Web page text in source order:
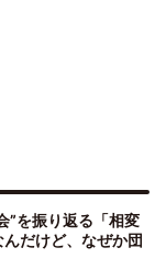
”を振り返る「相変
だけど、なぜか団